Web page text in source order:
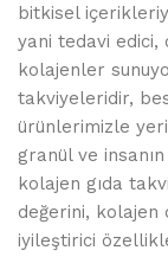
bitkisel
yani tedavi edici,
kolajenler
takviyeleridir,
ürünlerimizle
granül ve
kolajen gıda
değerini, kolajen
iyileştirici